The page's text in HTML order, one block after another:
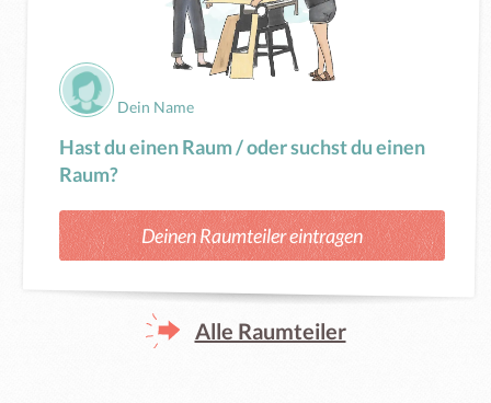
Dein Name
Hast du einen Raum / oder suchst du einen
Raum?
Deinen Raumteiler eintragen
Alle Raumteiler